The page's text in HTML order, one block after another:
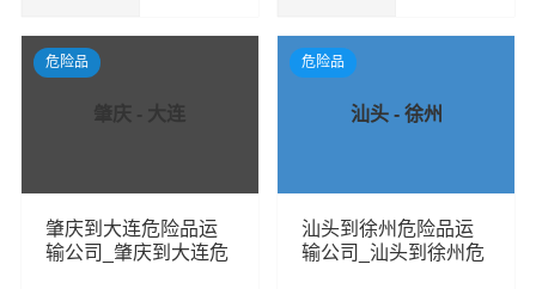
查看详细 查看详细
肇庆 - 大连
肇庆到大连危险品运
输公司_肇庆到大连危
危险品
汕头 - 徐州
汕头到徐州危险品运
输公司_汕头到徐州危
危险品